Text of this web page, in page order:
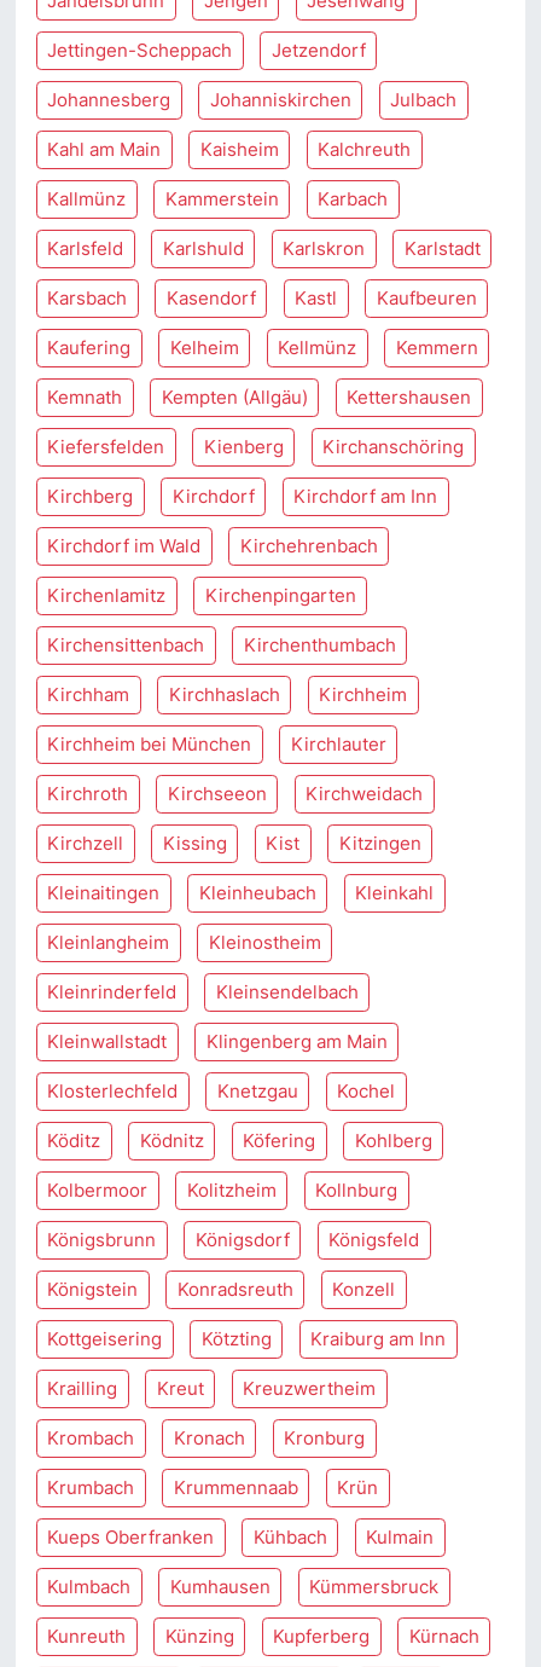
Jettingen-Scheppach Jetzendorf
Johannesberg Johanniskirchen Julbach
Kahl am Main Kaisheim Kalchreuth
Kallmünz Kammerstein Karbach
Karlsfeld Karlshuld Karlskron Karlstadt
Karsbach Kasendorf Kastl Kaufbeuren
Kaufering Kelheim Kellmünz Kemmern
Kemnath Kempten (Allgäu) Kettershausen
Kiefersfelden Kienberg Kirchanschöring
Kirchberg Kirchdorf Kirchdorf am Inn
Kirchdorf im Wald Kirchehrenbach
Kirchenlamitz Kirchenpingarten
Kirchensittenbach Kirchenthumbach
Kirchham Kirchhaslach Kirchheim
Kirchheim bei München Kirchlauter
Kirchroth Kirchseeon Kirchweidach
Kirchzell Kissing Kist Kitzingen
Kleinaitingen Kleinheubach Kleinkahl
Kleinlangheim Kleinostheim
Kleinrinderfeld Kleinsendelbach
Kleinwallstadt Klingenberg am Main
Klosterlechfeld Knetzgau Kochel
Köditz Ködnitz Köfering Kohlberg
Kolbermoor Kolitzheim Kollnburg
Königsbrunn Königsdorf Königsfeld
Königstein Konradsreuth Konzell
Kottgeisering Kötzting Kraiburg am Inn
Krailling Kreut Kreuzwertheim
Krombach Kronach Kronburg
Krumbach Krummennaab Krün
Kueps Oberfranken Kühbach Kulmain
Kulmbach Kumhausen Kümmersbruck
Kunreuth Künzing Kupferberg Kürnach